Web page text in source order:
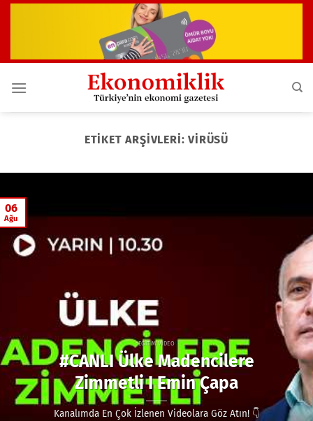
ETIKET ARŞIVLERI:VIRÜSÜ
EĞITIM VIDEO
#CANLI Ülke Madencilere
Zimmetli I Emin Çapa
Kanalımda En Çok İzlenen Videolara Göz Atın! 👇
06
Ağu